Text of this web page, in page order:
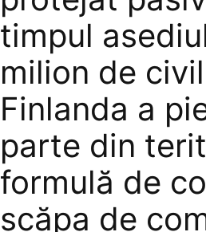
timpul
milion de
Finlanda a
parte din
formulă de
scăpa de